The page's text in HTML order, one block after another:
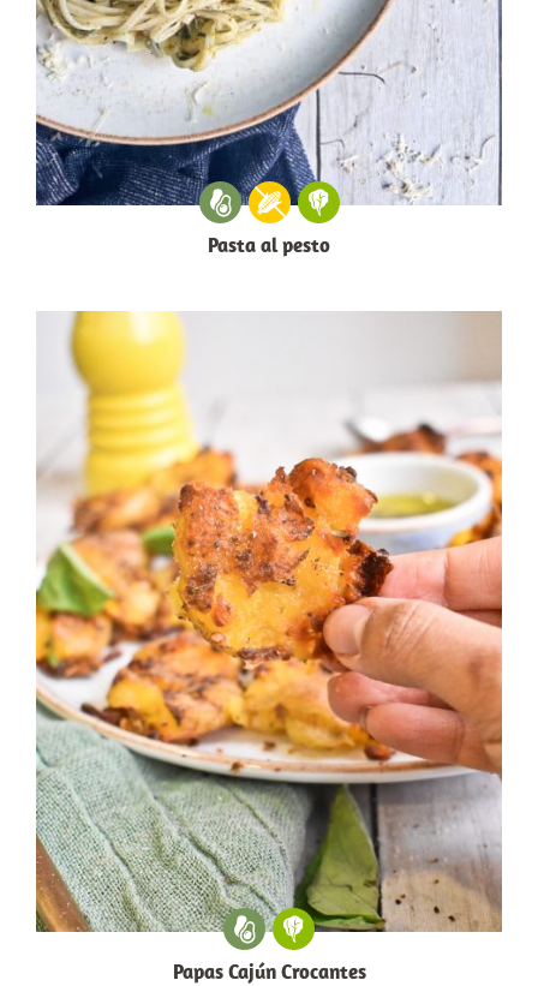
Pasta al pesto
Papas Cajún Crocantes